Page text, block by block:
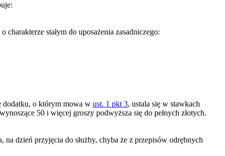
stałym do uposażenia zasadniczego:
dodatku, o którym mowa w ust. 1 pkt 3, ustala się w stawkach
50 i więcej groszy podwyższa się do pełnych złotych.
dzień przyjęcia do służby, chyba że z przepisów odrębnych